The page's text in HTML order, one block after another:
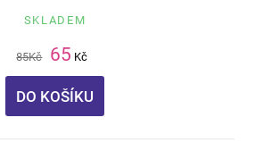
SKLADEM
85Kč 65 Kč
DO KOŠÍKU